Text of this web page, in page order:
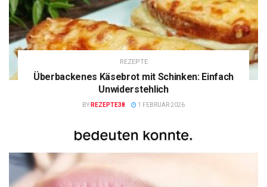
REZEPTE
Überbackenes Käsebrot mit Schinken: Einfach
Unwiderstehlich
BY REZEPTE38 1 FEBRUAR 2026